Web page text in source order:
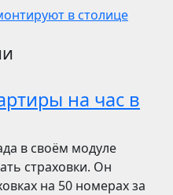
в столице
на час в
в своём модуле
страховки. Он
на 50 номерах за